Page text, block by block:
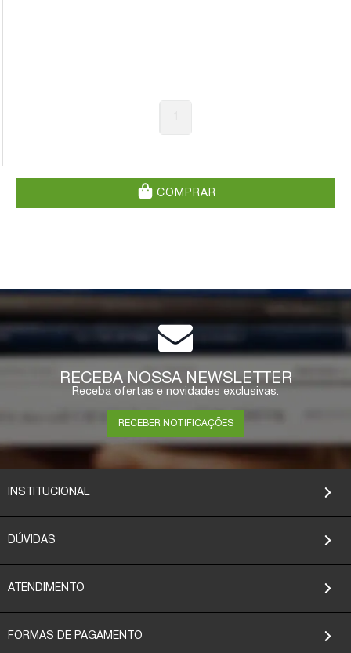
COMPRAR
RECEBA NOSSA NEWSLETTER
Receba ofertas e novidades exclusivas.
RECEBER NOTIFICAÇÕES
INSTITUCIONAL
DÚVIDAS
ATENDIMENTO
FORMAS DE PAGAMENTO